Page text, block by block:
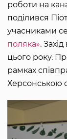
роботи на
поділився
учасниками
поляка».
цього року.
рамках
Херсонською